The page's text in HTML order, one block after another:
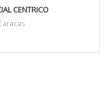
CENTRICO